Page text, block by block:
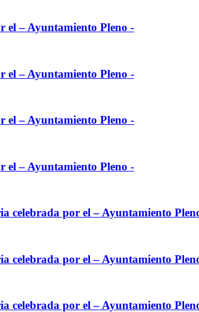
el – Ayuntamiento Pleno -
el – Ayuntamiento Pleno -
el – Ayuntamiento Pleno -
el – Ayuntamiento Pleno -
celebrada por el – Ayuntamiento
celebrada por el – Ayuntamiento
celebrada por el – Ayuntamiento